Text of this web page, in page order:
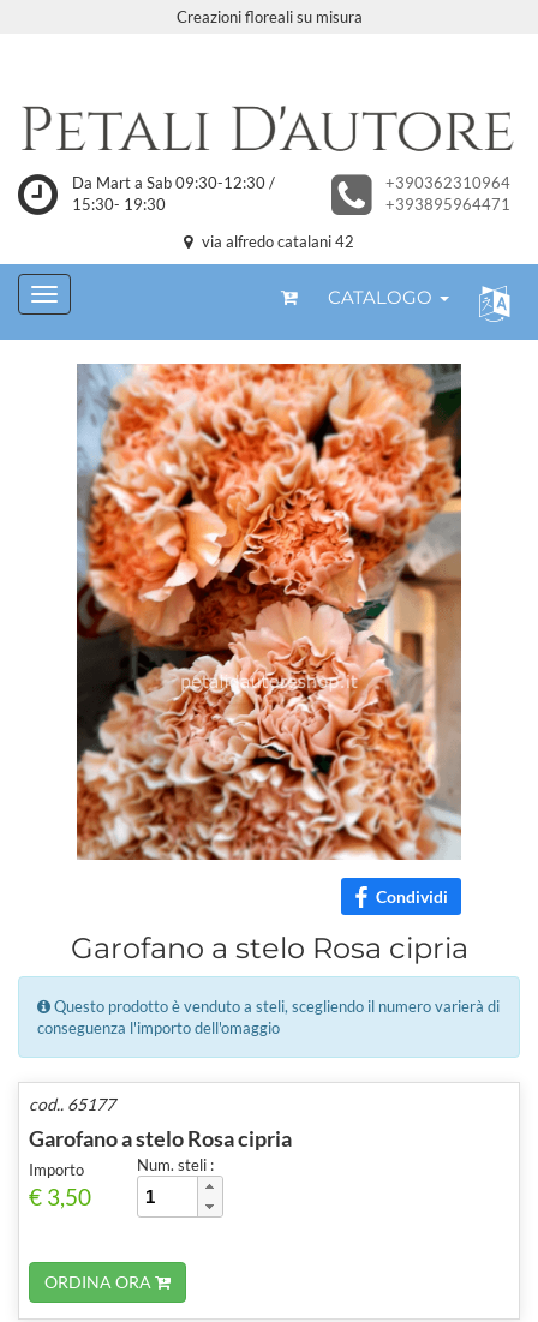
Creazioni floreali su misura
Da Mart a Sab 09:30-12:30 /
15:30- 19:30
+390362310964
+393895964471
via alfredo catalani 42
CATALOGO
Condividi
Garofano a stelo Rosa cipria
Questo prodotto è venduto a steli, scegliendo il numero varierà di
conseguenza l'importo dell'omaggio
cod.. 65177
Garofano a stelo Rosa cipria
Importo
€ 3,50
Num. steli :
ORDINA ORA